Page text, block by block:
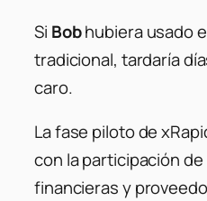
Si Bobhubiera usado
tradicional, tardaría
caro.
La fase piloto de
con la participación
financieras y